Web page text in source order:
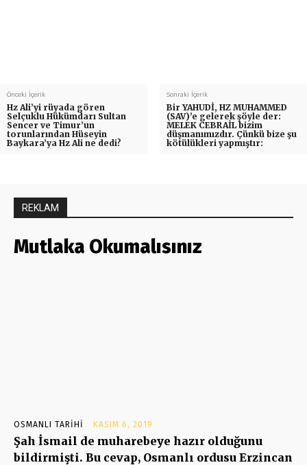
Önceki İçerik
Hz Ali’yi rüyada gören
Selçuklu Hükümdarı Sultan
Sencer ve Timur’un
torunlarından Hüseyin
Baykara’ya Hz Ali ne dedi?
Sonraki İçerik
Bir YAHUDİ, HZ MUHAMMED
(SAV)’e gelerek şöyle der:
MELEK CEBRAİL bizim
düşmanımızdır. Çünkü bize şu
kötülükleri yapmıştır:
REKLAM
Mutlaka Okumalısınız
OSMANLI TARIHI KASIM 6, 2019
Şah İsmail de muharebeye hazır olduğunu
bildirmişti. Bu cevap, Osmanlı ordusu Erzincan